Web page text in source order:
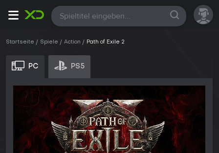
Alle
Startseite Spiele Action Path of Exile 2
PC PS5